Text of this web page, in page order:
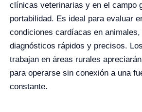
clínicas veterinarias y en el campo
portabilidad. Es ideal para evaluar
condiciones cardíacas en
diagnósticos rápidos y precisos.
trabajan en áreas rurales
para operarse sin conexión a una
constante.